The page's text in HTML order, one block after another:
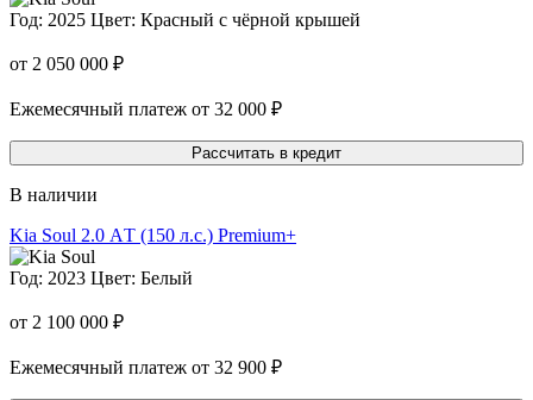
Год: 2025 Цвет: Красный с чёрной крышей
от 2 050 000 ₽
Ежемесячный платеж от 32 000 ₽
Рассчитать в кредит
В наличии
Kia Soul 2.0 АT (150 л.с.) Premium+
Год: 2023 Цвет: Белый
от 2 100 000 ₽
Ежемесячный платеж от 32 900 ₽